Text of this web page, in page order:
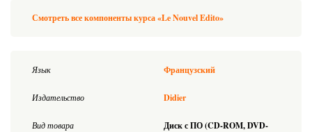
Смотреть все компоненты курса «Le Nouvel Edito»
Язык Французский
Издательство Didier
Вид товара
Диск с ПО (CD-ROM, DVD-